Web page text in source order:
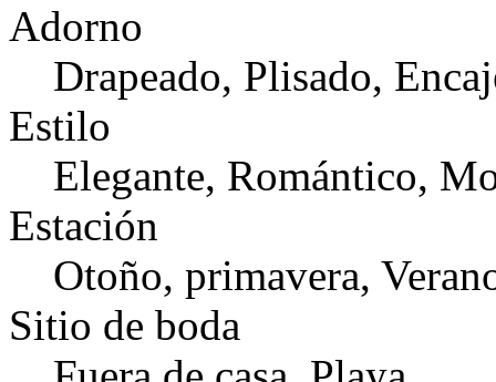
Adorno
Drapeado, Plisado,
Estilo
Elegante, Romántico,
Estación
Otoño, primavera,
Sitio de boda